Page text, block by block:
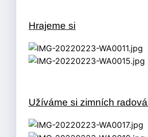
Hrajeme si
Užíváme si zimních